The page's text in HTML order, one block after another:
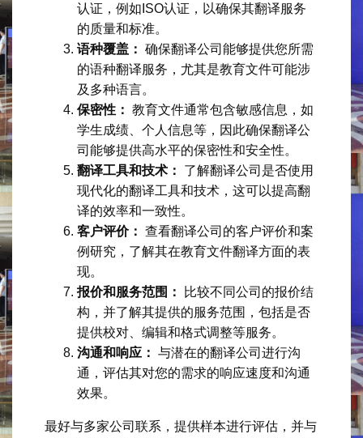
认证，例如ISO认证，以确保其翻译服务
的质量和标准。
语种覆盖： 确保翻译公司能够提供您所需
的语种翻译服务，尤其是教育文件可能涉
及多种语言。
保密性： 教育文件通常包含敏感信息，如
学生成绩、个人信息等，因此确保翻译公
司能够提供高水平的保密性和安全性。
翻译工具和技术：
了解翻译公司是否使用
现代化的翻译工具和技术，这可以提高翻
译的效率和一致性。
客户评价： 查看翻译公司的客户评价和案
例研究，了解其在教育文件翻译方面的表
现。
报价和服务范围：
比较不同公司的报价结
构，并了解其提供的服务范围，包括是否
提供校对、编辑和格式调整等服务。
沟通和响应： 与潜在的翻译公司进行沟
通，评估其对您的需求的响应速度和沟通
效果。
最好与多家公司联系，提供样本进行评估，并与